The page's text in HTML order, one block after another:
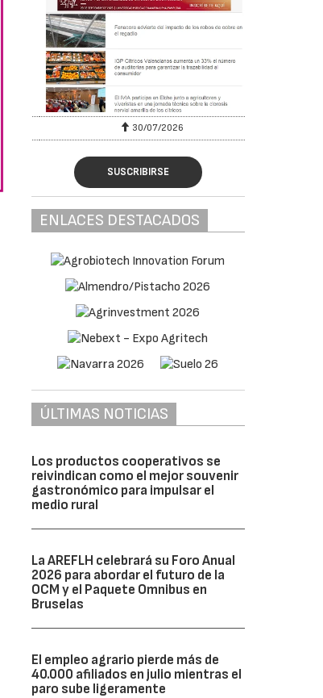
30/07/2026
SUSCRIBIRSE
ENLACES DESTACADOS
ÚLTIMAS NOTICIAS
Los productos cooperativos se
reivindican como el mejor souvenir
gastronómico para impulsar el
medio rural
La AREFLH celebrará su Foro Anual
2026 para abordar el futuro de la
OCM y el Paquete Omnibus en
Bruselas
El empleo agrario pierde más de
40.000 afiliados en julio mientras el
paro sube ligeramente